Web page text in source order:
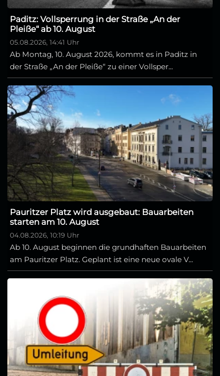
Paditz: Vollsperrung in der Straße „An der
Pleiße“ ab 10. August
05.08.2026, 14:41 Uhr
Ab Montag, 10. August 2026, kommt es in Paditz in
der Straße „An der Pleiße“ zu einer Vollsper...
Pauritzer Platz wird ausgebaut: Bauarbeiten
starten am 10. August
04.08.2026, 10:19 Uhr
Ab 10. August beginnen die grundhaften Bauarbeiten
am Pauritzer Platz. Geplant ist eine neue ovale V...